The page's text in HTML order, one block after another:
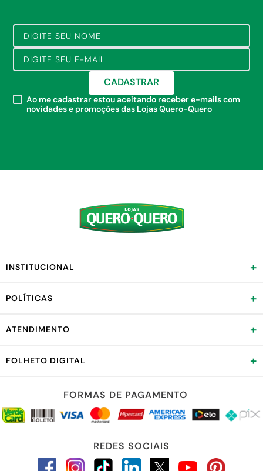
CADASTRAR
Ao me cadastrar estou aceitando receber e-mails com
novidades e promoções das Lojas Quero-Quero
INSTITUCIONAL +
POLÍTICAS +
ATENDIMENTO +
FOLHETO DIGITAL +
FORMAS DE PAGAMENTO
REDES SOCIAIS